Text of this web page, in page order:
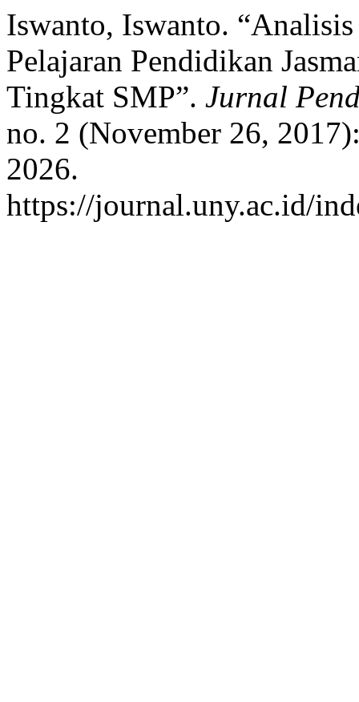
Iswanto, Iswanto.
Pelajaran Pendidikan
Tingkat SMP”. Jurnal
no. 2 (November 26,
2026.
https://journal.uny.ac.id/